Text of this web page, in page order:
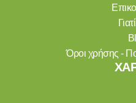
Όροι χρήσης -